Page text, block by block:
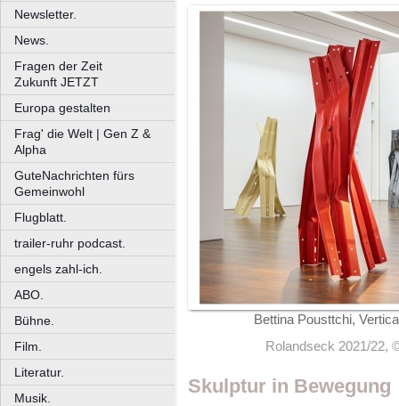
Newsletter.
News.
Fragen der Zeit
Zukunft JETZT
Europa gestalten
Frag' die Welt | Gen Z &
Alpha
GuteNachrichten fürs
Gemeinwohl
Flugblatt.
trailer-ruhr podcast.
engels zahl-ich.
ABO.
Bühne.
Film.
Literatur.
Musik.
Bettina Pousttchi,
Rolandseck 2021/22,
Skulptur in Bewegung